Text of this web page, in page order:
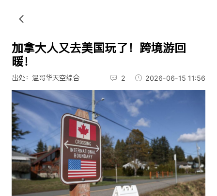
加拿大人又去美国玩了！跨境游回
暖！
出处：温哥华天空综合 2 2026-06-15 11:56